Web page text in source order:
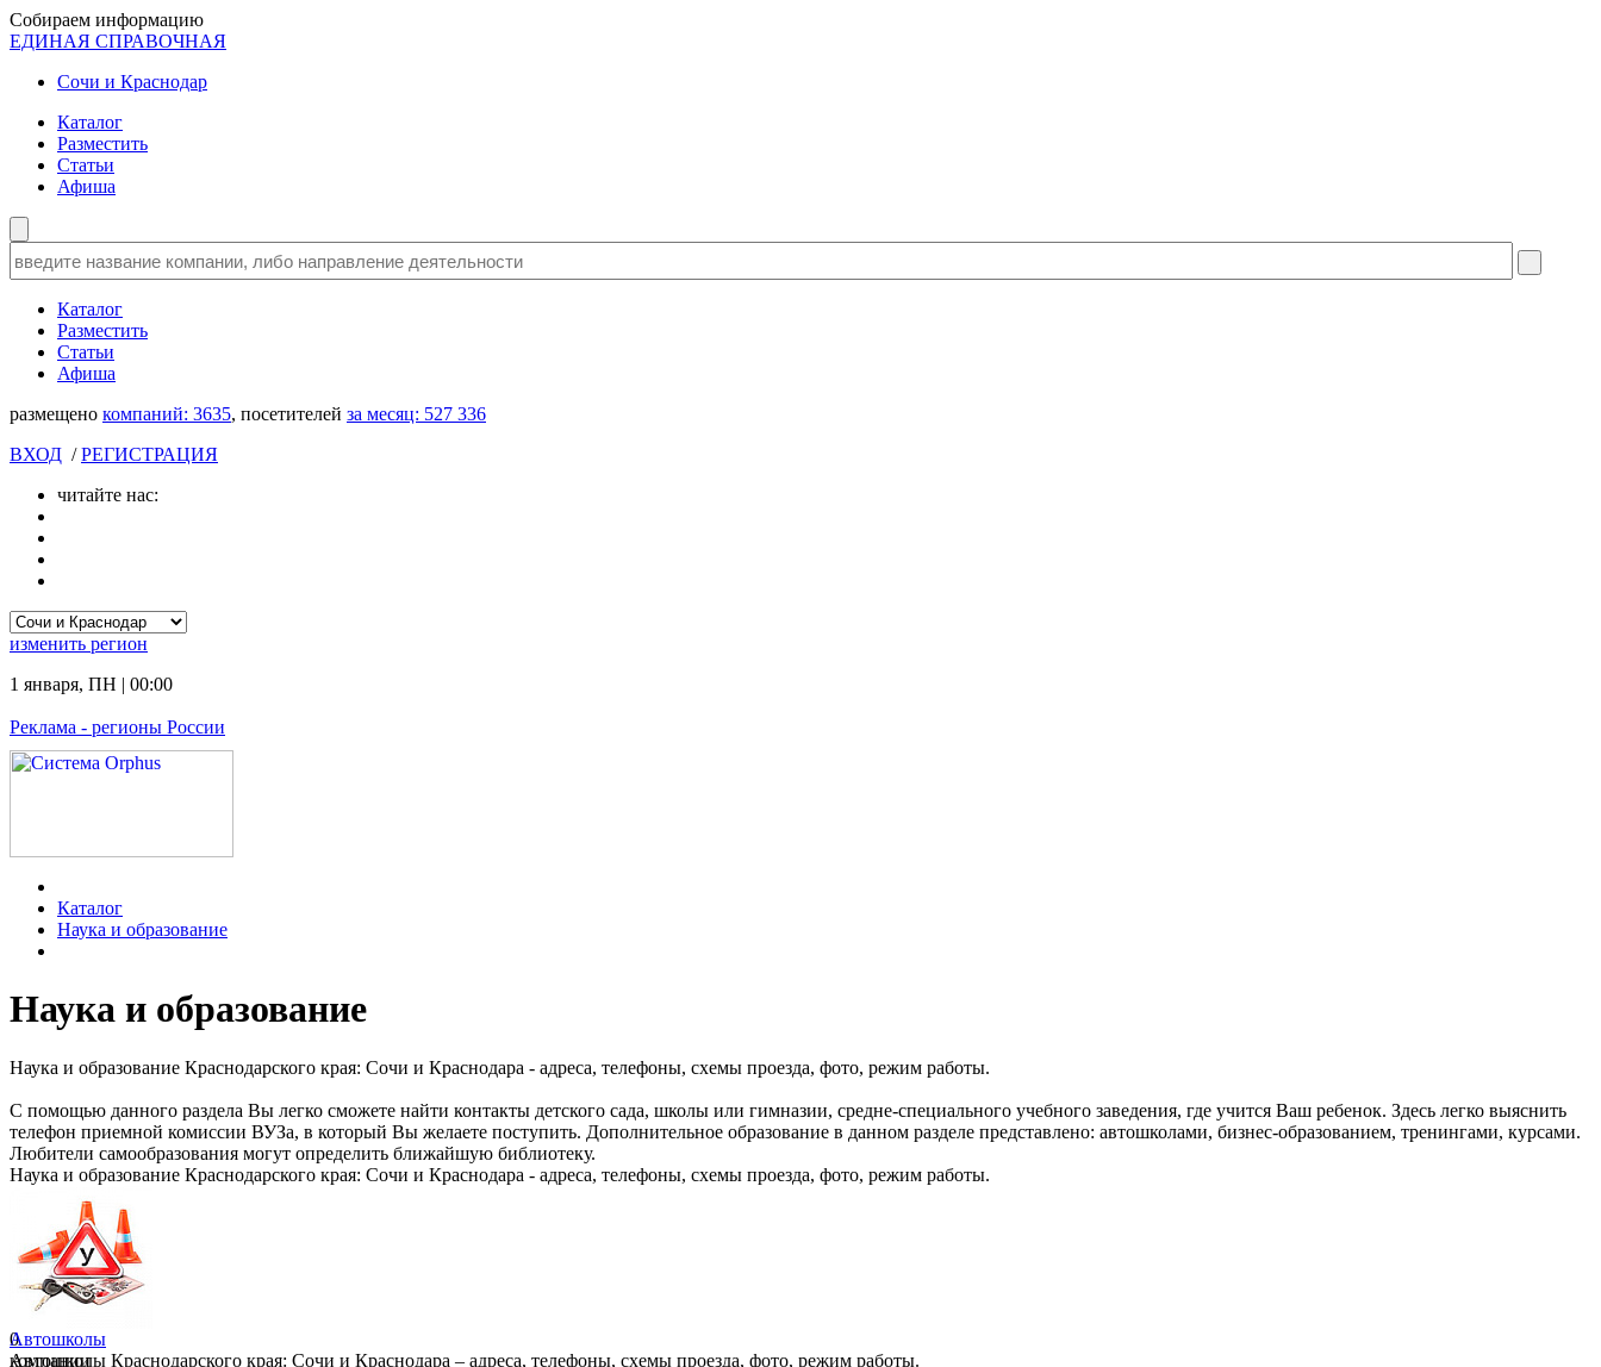
Собираем информацию
ЕДИНАЯ СПРАВОЧНАЯ
Сочи и Краснодар
Каталог
Разместить
Статьи
Афиша
Каталог
Разместить
Статьи
Афиша
размещено компаний: 3635, посетителей за месяц: 527 336
ВХОД /РЕГИСТРАЦИЯ
читайте нас:
изменить регион
1 января, ПН | 00:00
Реклама - регионы России
Каталог
Наука и образование
Наука и образование
Наука и образование Краснодарского края: Сочи и Краснодара - адреса, телефоны, схемы проезда, фото, режим работы.
С помощью данного раздела Вы легко сможете найти контакты детского сада, школы или гимназии, средне-специального учебного заведения, где учится Ваш ребенок. Здесь легко выяснить
телефон приемной комиссии ВУЗа, в который Вы желаете поступить. Дополнительное образование в данном разделе представлено: автошколами, бизнес-образованием, тренингами, курсами.
Любители самообразования могут определить ближайшую библиотеку.
Наука и образование Краснодарского края: Сочи и Краснодара - адреса, телефоны, схемы проезда, фото, режим работы.
0
компании
Автошколы
Автошколы Краснодарского края: Сочи и Краснодара – адреса, телефоны, схемы проезда, фото, режим работы.